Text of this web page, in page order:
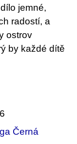
jemné,
radostí, a
ostrov
by každé dítě
Černá